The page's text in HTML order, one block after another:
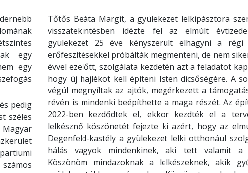
egy
egy
pedig
széles
Magyar
Tőtős Beáta Margit, a gyülekezet lelkipásztora
visszatekintésben idézte fel az elmúlt
gyülekezet 25 éve kényszerült elhagyni a régi
erőfeszítésekkel próbálták megmenteni, de nem
évvel ezelőtt, szolgálata kezdetén azt a feladatot
hogy új hajlékot kell építeni Isten dicsőségére. A
végül megnyíltak az ajtók, megérkezett a
révén is mindenki beépíthette a maga részét. Az
2022-ben kezdődtek el, ekkor kezdték el a
lelkésznő köszönetét fejezte ki azért, hogy az
Degenfeld-kastély a gyülekezet lelki otthonául
hálás vagyok mindenkinek, aki tett valamit a
Köszönöm mindazoknak a lelkészeknek, akik